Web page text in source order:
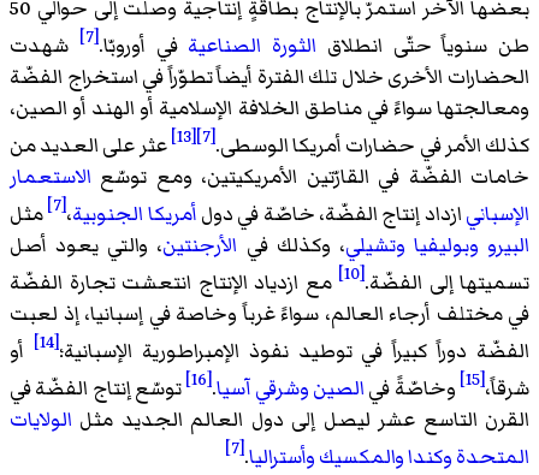
بعضها الآخر استمرّ بالإنتاج بطاقةٍ إنتاجية وصلت إلى حوالي 50
طن سنوياً حتّى انطلاق الثورة الصناعية في أوروبّا.[7]
شهدت
الحضارات الأخرى خلال تلك الفترة أيضاً تطوّراً في استخراج الفضّة
ومعالجتها سواءً في مناطق الخلافة الإسلامية أو الهند أو الصين،
كذلك الأمر في حضارات أمريكا الوسطى.[7]
[13]
عثر على العديد من
خامات الفضّة في القارّتين الأمريكيتين، ومع توسّع الاستعمار
الإسبانيازداد إنتاج الفضّة، خاصّة في دولأمريكا الجنوبية،[7]
مثل
البيرو وبوليفيا وتشيلي، وكذلك في الأرجنتين، والتي يعود أصل
تسميتها إلى الفضّة.[10]
مع ازدياد الإنتاج انتعشت تجارة الفضّة
في مختلف أرجاء العالم، سواءً غرباً وخاصة في إسبانيا، إذ لعبت
الفضّة دوراً كبيراً في توطيد نفوذ الإمبراطورية الإسبانية؛[14]
أو
شرقاً،[15] وخاصّةً فيالصينوشرقي آسيا.
[16]
توسّع إنتاج الفضّة في
القرن التاسع عشر ليصل إلى دول العالم الجديد مثل الولايات
المتحدةوكنداوالمكسيكوأستراليا.
[7]